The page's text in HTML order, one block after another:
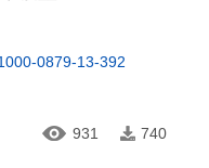
0879-13-392
931 740